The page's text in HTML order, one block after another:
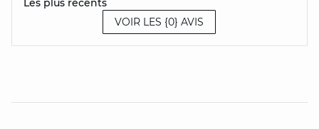
Les plus récents
VOIR LES {0} AVIS